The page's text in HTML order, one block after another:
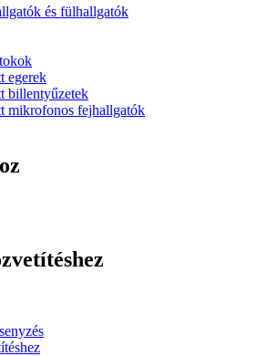
és fülhallgatók
egerek
billentyűzetek
mikrofonos fejhallgatók